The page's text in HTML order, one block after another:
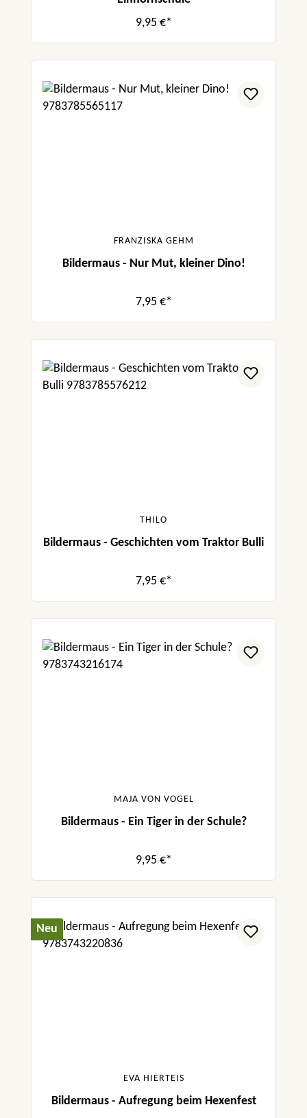
9,95 €*
FRANZISKA GEHM
Bildermaus - Nur Mut, kleiner Dino!
7,95 €*
THILO
Bildermaus - Geschichten vom Traktor Bulli
7,95 €*
MAJA VON VOGEL
Bildermaus - Ein Tiger in der Schule?
9,95 €*
Neu
EVA HIERTEIS
Bildermaus - Aufregung beim Hexenfest